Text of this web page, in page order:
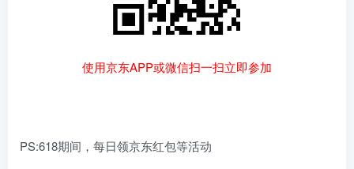
使用京东APP或微信扫一扫立即参加
PS:618期间，每日领京东红包等活动